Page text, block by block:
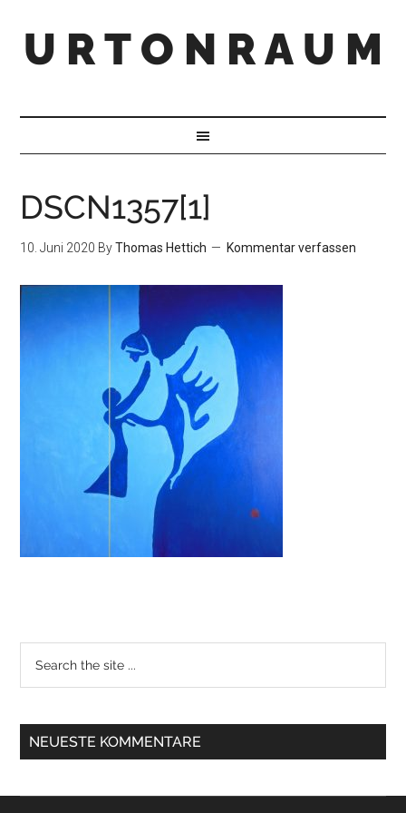
U R T O N R A U M
DSCN1357[1]
10. Juni 2020 ByThomas Hettich Kommentar verfassen
NEUESTE KOMMENTARE